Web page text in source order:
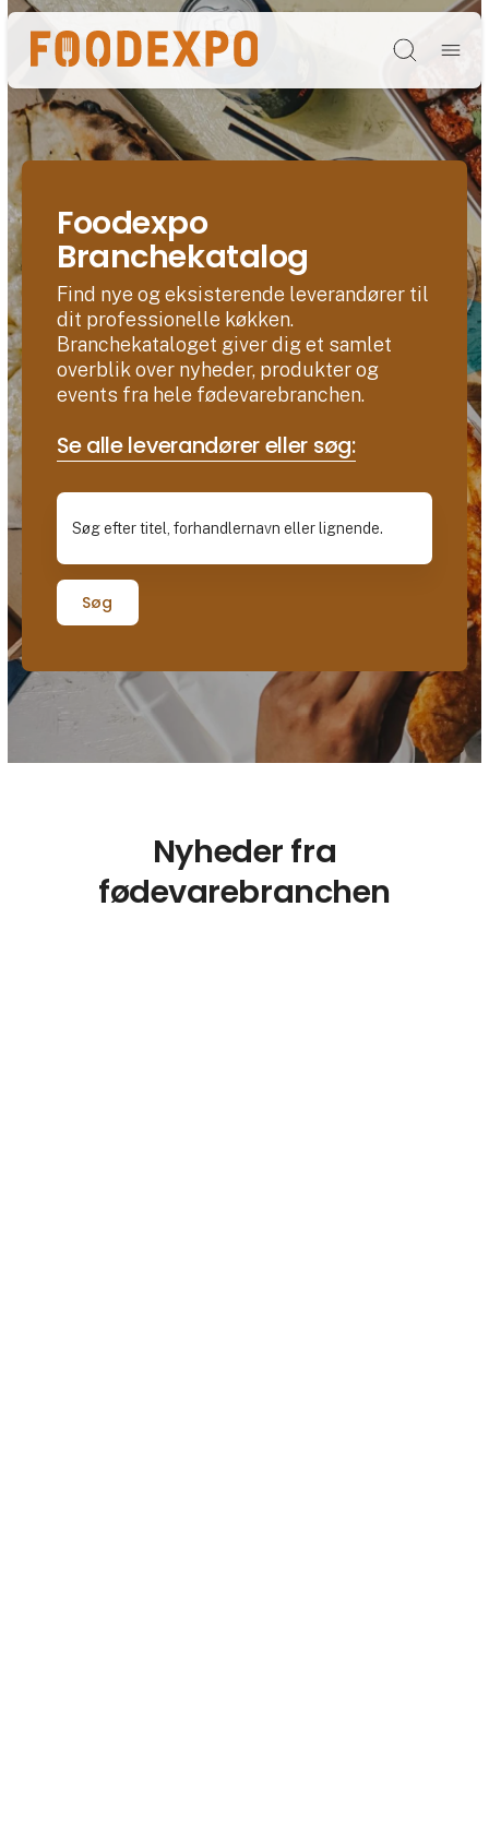
Søg
Foodexpo
Branchekatalog
Find nye og eksisterende leverandører til
dit professionelle køkken.
Branchekataloget giver dig et samlet
overblik over nyheder, produkter og
events fra hele fødevarebranchen.
Se alle leverandører eller søg:
Søg
Nyheder fra
fødevarebranchen